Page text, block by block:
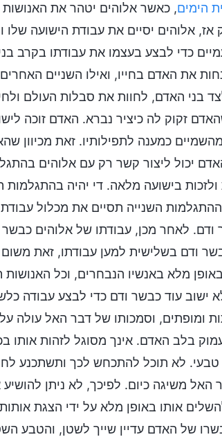
הימים, כאשר אלוהים יטהר את האנושות
אז, אלוהים יסיים את עבודת הישועה
כדי לבצע בעצמו את עבודתו בקרב
את האדם בחייו, ואילו השניים
בני האדם, לחוות את סבלות העולם
זקוק לה כיציר נברא. האדם זוכה
כמענה לתפילותיו. זאת מכיוון
יכול ליצור קשר רק עם אלוהים
בישועה מלאה. די יהיה
ההתגלמות השנייה תסיים את מכלול
ודם. לאחר מכן, עבודתו של אלוהים
ודם בשלישית למען עבודתו, זאת
מלא באנשיו הנבחרים, וכל
ישוב עוד כבשר ודם כדי לבצע עבודה
ומופתים, וסמכותו של דבר האל עולה
בלב האדם. אינך מסוגל לזהות אותו
לא תוכל להתכחש לכך ותשתכנע
משיגה כיום. לפיכך, לא ניתן להושיע
אותו באופן מלא על ידי הצגת
של האדם עדיין שייך לשטן, והטבע